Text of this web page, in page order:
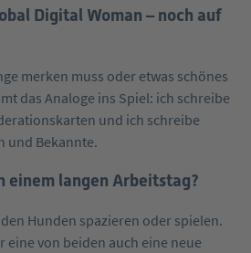
Digital Woman – noch auf
merken muss oder etwas schönes
das Analoge ins Spiel: ich schreibe
und ich schreibe
und Bekannte.
einem langen Arbeitstag?
Hunden spazieren oder spielen.
eine von beiden auch eine neue